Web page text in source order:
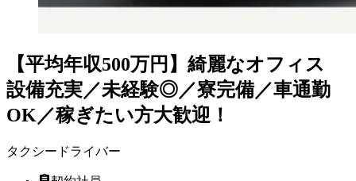
【平均年収500万円】綺麗なオフィス
設備充実／未経験◎／寮完備／車通勤
OK／稼ぎたい方大歓迎！
タクシードライバー